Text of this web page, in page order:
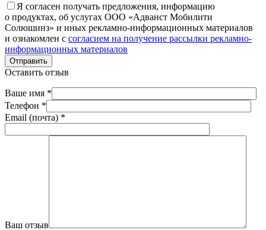
Я согласен получать предложения, информацию
о продуктах, об услугах ООО «Адванст Мобилити
Солюшинз» и иных рекламно-информационных материалов
и ознакомлен с согласием на получение рассылки рекламно-
информационных материалов
Отправить
Оставить отзыв
Ваше имя *
Телефон *
Email (почта) *
Ваш отзыв